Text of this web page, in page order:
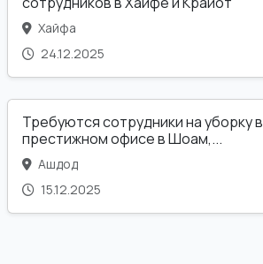
Хайфа
24.12.2025
Требуются сотрудники на уборку в
престижном офисе в Шоам,...
Ашдод
15.12.2025